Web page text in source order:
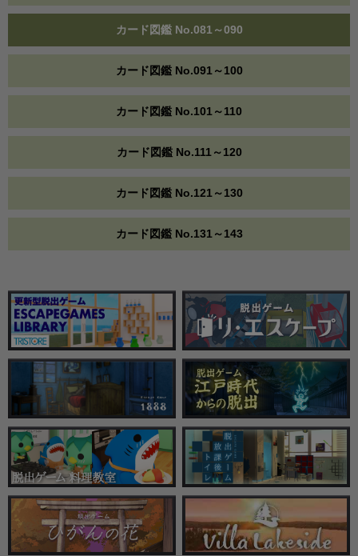
カード図鑑 No.081～090
カード図鑑 No.091～100
カード図鑑 No.101～110
カード図鑑 No.111～120
カード図鑑 No.121～130
カード図鑑 No.131～143